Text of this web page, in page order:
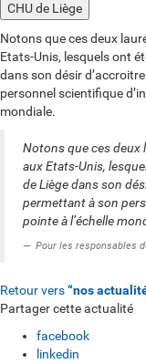
CHU de Liège
Notons que ces deux
Etats-Unis, lesquels ont
dans son désir
personnel scientifique
mondiale.
Notons que ces deux
aux Etats-Unis,
de Liège dans son
permettant à son
pointe à l’échelle
Pour les responsables
Retour vers“nos
Partager cette actualité
facebook
linkedin